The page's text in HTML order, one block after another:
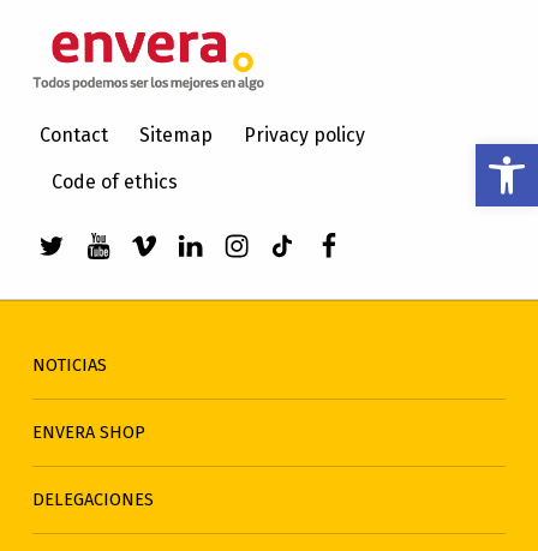
Abrir barra de herramientas
ATENCIÓN A PERSONAS CON DISCAPACIDAD INTELECTUAL
Contact Sitemap Privacy policy
Code of ethics
NOTICIAS
ENVERA SHOP
DELEGACIONES